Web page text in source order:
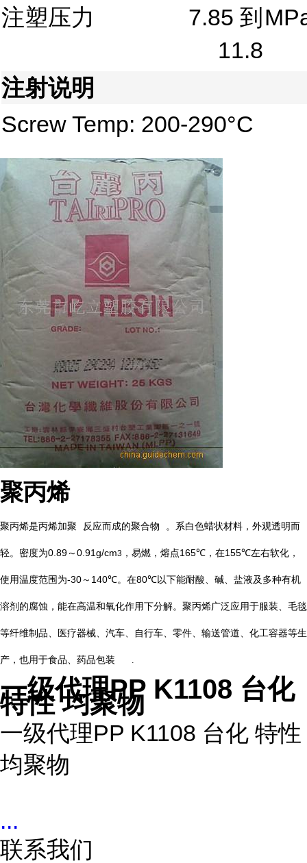
注塑压力
7.85 到
11.8
注射说明
Screw Temp: 200-290°C
聚丙烯
聚丙烯是丙烯加聚 反应而成的聚合物 。系白色蜡状材料，外观透明而
轻。密度为0.89 ～ 0.91g/cm3 ，易燃，熔点165℃ ，在155℃左右软化，
使用温度范围为-30 ～ 140℃。在80℃以下能耐酸、碱、盐液及多种有机
溶剂的腐蚀，能在高温和氧化作用下分解。聚丙烯广泛应用于服装、毛毯
等纤维制品、医疗器械、汽车、自行车、零件、输送管道、化工容器等生
产，也用于食品、药品包装
一级代理PP K1108 台化
特性 均聚物
一级代理PP K1108 台化 特性
均聚物
...
联系我们